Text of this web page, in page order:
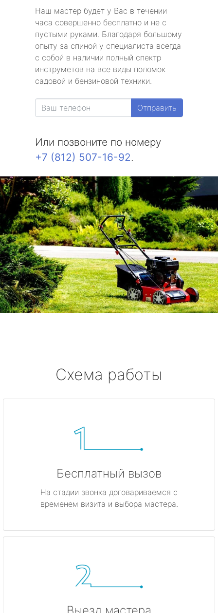
Наш мастер будет у Вас в течении
часа совершенно бесплатно и не с
пустыми руками. Благодаря большому
опыту за спиной у специалиста всегда
с собой в наличии полный спектр
инструметов на все виды поломок
садовой и бензиновой техники.
Отправить
Или позвоните по номеру
+7 (812) 507-16-92.
Схема работы
Бесплатный вызов
На стадии звонка договариваемся с
временем визита и выбора мастера.